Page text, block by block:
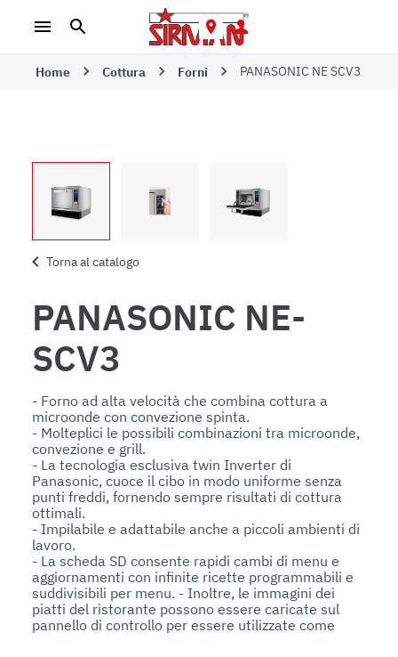
Home Cottura Forni PANASONIC NE SCV3
Torna al catalogo
PANASONIC NE-
SCV3
- Forno ad alta velocità che combina cottura a
microonde con convezione spinta.
- Molteplici le possibili combinazioni tra microonde,
convezione e grill.
- La tecnologia esclusiva twin Inverter di
Panasonic, cuoce il cibo in modo uniforme senza
punti freddi, fornendo sempre risultati di cottura
ottimali.
- Impilabile e adattabile anche a piccoli ambienti di
lavoro.
- La scheda SD consente rapidi cambi di menu e
aggiornamenti con infinite ricette programmabili e
suddivisibili per menu. - Inoltre, le immagini dei
piatti del ristorante possono essere caricate sul
pannello di controllo per essere utilizzate come